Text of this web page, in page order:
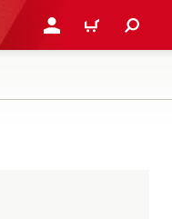
ログイン・新規オンライ
カート